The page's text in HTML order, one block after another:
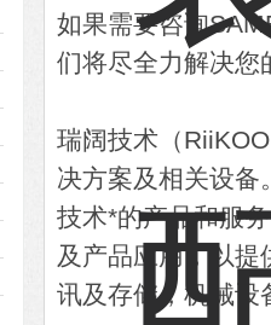
如果需要咨询
们将尽全力解决您
瑞阔技术（
决方案及相关设备
技术*的产品和服
及产品应用，以提
讯及存储，机械设